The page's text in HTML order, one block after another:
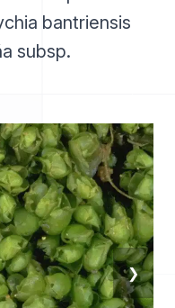
bantriensis
subsp.
❯